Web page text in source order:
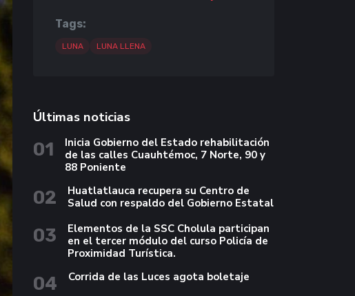
Tags:
LUNA LUNA LLENA
Últimas noticias
01
Inicia Gobierno del Estado rehabilitación
de las calles Cuauhtémoc, 7 Norte, 90 y
88 Poniente
02
Huatlatlauca recupera su Centro de
Salud con respaldo del Gobierno Estatal
03
Elementos de la SSC Cholula participan
en el tercer módulo del curso Policía de
Proximidad Turística.
04 Corrida de las Luces agota boletaje